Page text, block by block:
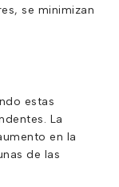
se minimizan
estas
La
en la
de las